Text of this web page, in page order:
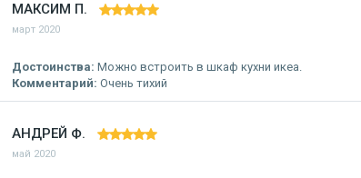
МАКСИМ П.
март 2020
Достоинства: Можно встроить в шкаф кухни икеа.
Комментарий: Очень тихий
АНДРЕЙ Ф.
май 2020